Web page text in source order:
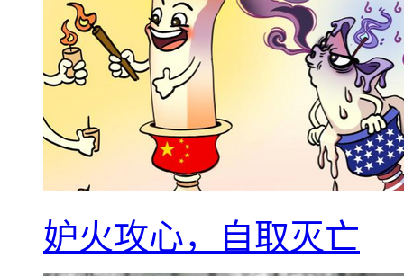
妒火攻心，自取灭亡